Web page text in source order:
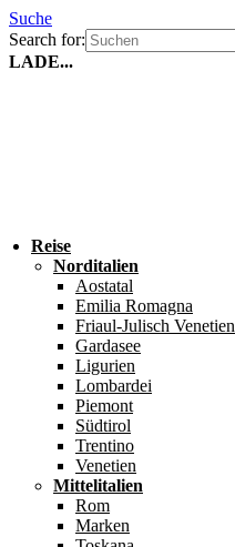
Suche
Search for:
LADE...
Reise
Norditalien
Aostatal
Emilia Romagna
Friaul-Julisch Venetien
Gardasee
Ligurien
Lombardei
Piemont
Südtirol
Trentino
Venetien
Mittelitalien
Rom
Marken